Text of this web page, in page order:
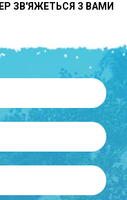
ЗВ'ЯЖЕТЬСЯ З ВАМИ